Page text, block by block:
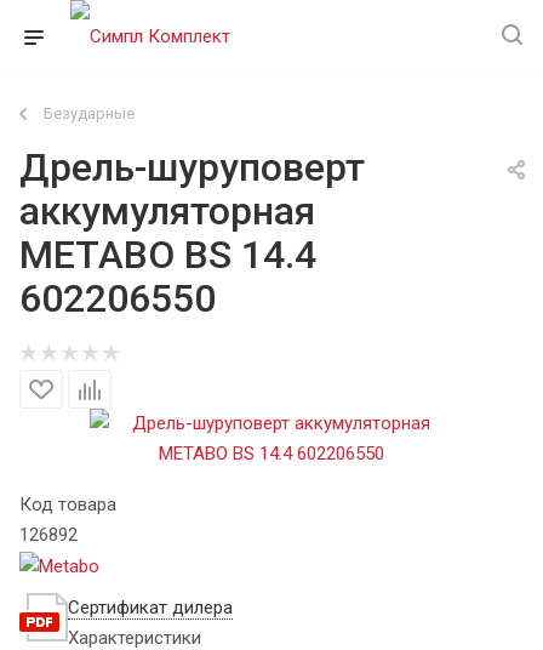
Безударные
Дрель-шуруповерт
аккумуляторная
METABO BS 14.4
602206550
Код товара
126892
Сертификат дилера
Характеристики